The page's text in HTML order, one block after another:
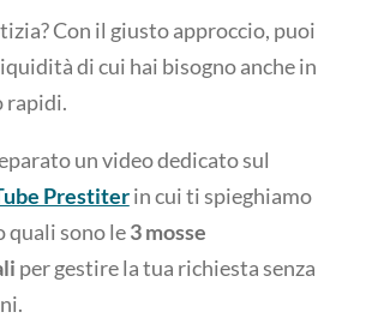
Con il giusto approccio, puoi
di cui hai bisogno anche in
rapidi.
un video dedicato sul
Prestiterin cui ti spieghiamo
quali sono le3 mosse
per gestire la tua richiesta senza